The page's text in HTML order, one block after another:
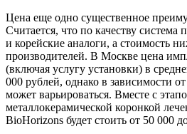
Цена еще одно существенное
Считается, что по качеству система
и корейские аналоги, а стоимость
производителей. В Москве цена
(включая услугу установки) в
000 рублей, однако в зависимости
может варьироваться. Вместе с
металлокерамической коронкой
BioHorizons будет стоить от 50 000